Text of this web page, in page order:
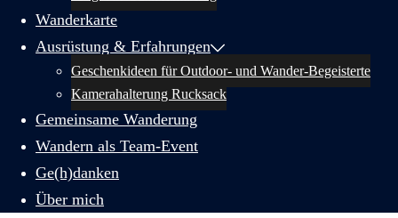
Wanderkarte
Ausrüstung & Erfahrungen
Geschenkideen für Outdoor- und Wander-Begeisterte
Kamerahalterung Rucksack
Gemeinsame Wanderung
Wandern als Team-Event
Ge(h)danken
Über mich